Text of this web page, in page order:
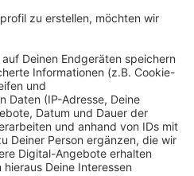
dem Stärkungspaket
offene Tür für Menschen
Das Quartiersbüro ist als
aus dem
gedacht. In Zukunft soll
Hilfe geben, zum Beispiel
An zwei Tagen in der
Ort die Möglichkeit, ins